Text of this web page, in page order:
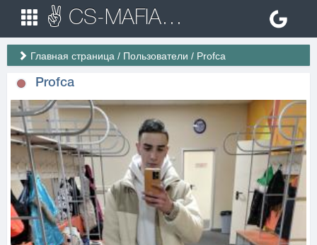
✌ CS-MAFIA.RU ✌ Игровые сервера Counter Strike 1.6
Главная страница / Пользователи / Profca
Profca